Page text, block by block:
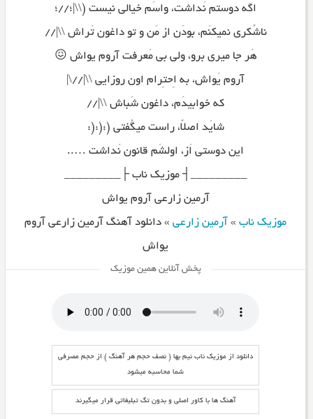
اگه دوستم نَداشت، واسَم خیالی نیست (\\|؛//؛
ناشُکری نمیکنَم، بودَن از مَن و تو داغون تَراش \\|//
هَر جا میری برو، ولی بی مَعرفت آروم یواش 😖
آروم یَواش، به اِحتِرام اون روزایی \\|//\|
که خوابیدَم، داغون شَباش \\|//
شایَد اصلاً، راست میگُفتی (:(:(:
این دوستی اَز، اولشَم قانون نَداشت …..
_________┤ موزیک ناب ├_________
آرمین زارعی آروم یواش
موزیک ناب» آرمین زارعی» دانلود آهنگ آرمین زارعی آروم
یواش
پخش آنلاین همین موزیک
دانلود از موزیک ناب نیم بها ( نصف حجم هر آهنگ ) از حجم مصرفی
شما محاسبه میشود
آهنگ ها با کاور اصلی و بدون تگ تبلیغاتی قرار میگیرند